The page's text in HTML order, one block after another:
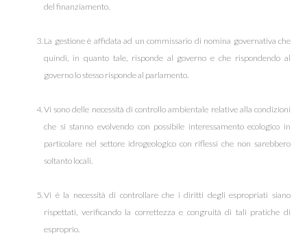
del finanziamento.
La gestione è affidata ad un commissario di nomina governativa che
quindi, in quanto tale, risponde al governo e che rispondendo al
governo lo stesso risponde al parlamento.
Vi sono delle necessità di controllo ambientale relative alla condizioni
che si stanno evolvendo con possibile interessamento ecologico in
particolare nel settore idrogeologico con riflessi che non sarebbero
soltanto locali.
Vi è la necessità di controllare che i diritti degli espropriati siano
rispettati, verificando la correttezza e congruità di tali pratiche di
esproprio.